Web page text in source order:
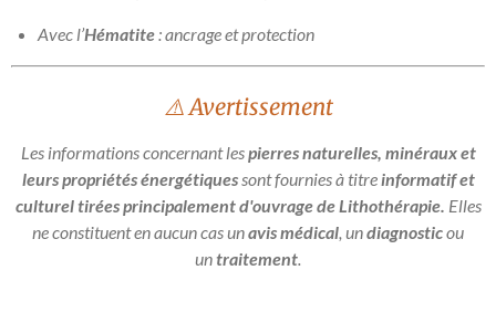
Avec l’Hématite: ancrage et protection
⚠️ Avertissement
Les informations concernant lespierres naturelles, minéraux et
leurs propriétés énergétiquessont fournies à titreinformatif et
culturel tirées principalement d'ouvrage de Lithothérapie. Elles
ne constituent en aucun cas unavis médical, undiagnosticou
untraitement.